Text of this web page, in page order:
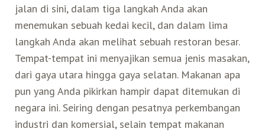
FAQ
Agen Perjalanan
Mata Air Panas
LOHAS
Tur Bis Wisata
Wisata Alam – Scenic Spot
Kerajinan Tangan
Teh Kelas Dunia
Bis
U-Bike
Atraksi Taiwan Bagian Utara
Atraksi Taiwan Bagian Timur
Atraksi Taiwan Bagian Tengah
Hidangan Gourmet
Search for:
dalam
daftar
prioritas
mereka
jalan di sini, dalam tiga langkah Anda akan
menemukan sebuah kedai kecil, dan dalam lima
langkah Anda akan melihat sebuah restoran besar.
Tempat-tempat ini menyajikan semua jenis masakan,
dari gaya utara hingga gaya selatan. Makanan apa
pun yang Anda pikirkan hampir dapat ditemukan di
negara ini. Seiring dengan pesatnya perkembangan
industri dan komersial, selain tempat makanan